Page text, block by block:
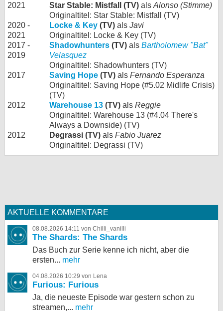
2021
Star Stable: Mistfall (TV) als Alonso (Stimme)
Originaltitel: Star Stable: Mistfall (TV)
2020 -
2021
Locke & Key (TV) als Javi
Originaltitel: Locke & Key (TV)
2017 -
2019
Shadowhunters (TV) als Bartholomew "Bat"
Velasquez
Originaltitel: Shadowhunters (TV)
2017
Saving Hope (TV) als Fernando Esperanza
Originaltitel: Saving Hope (#5.02 Midlife Crisis)
(TV)
2012
Warehouse 13 (TV) als Reggie
Originaltitel: Warehouse 13 (#4.04 There's
Always a Downside) (TV)
2012
Degrassi (TV) als Fabio Juarez
Originaltitel: Degrassi (TV)
AKTUELLE KOMMENTARE
08.08.2026 14:11 von Chilli_vanilli
The Shards: The Shards
Das Buch zur Serie kenne ich nicht, aber die
ersten... mehr
04.08.2026 10:29 von Lena
Furious: Furious
Ja, die neueste Episode war gestern schon zu
streamen,... mehr